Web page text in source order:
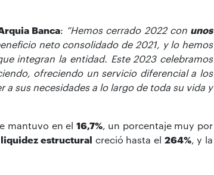
Banca: “Hemos cerrado 2022 con unos
neto consolidado de 2021, y lo hemos
integran la entidad. Este 2023 celebramos
ofreciendo un servicio diferencial a los
sus necesidades a lo largo de toda su vida y
mantuvo en el 16,7%, un porcentaje muy por
liquidez estructural creció hasta el 264%, y la